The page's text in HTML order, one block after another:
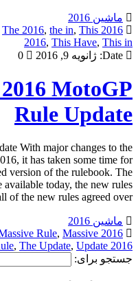
ماشین 2016
2016 Have
The 2016, the in, This
2016, This Have, This in
Date: ژانویه 9, 2016 0
MotoGP
Rule Update
With major changes to the
it has taken some time for
version of the rulebook. The
today, the new rules
the new rules agreed over […]
ماشین 2016
2016 Rule
Rule, Massive
, The Update, Update 2016
جستجو برای: